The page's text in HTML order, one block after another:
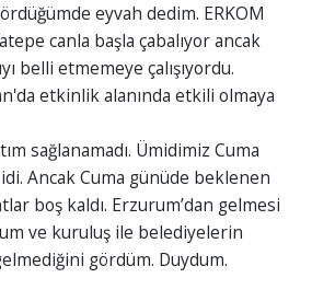
eyvah dedim. ERKOM
canla başla çabalıyor ancak
belli etmemeye çalışıyordu.
etkinlik alanında etkili olmaya
sağlanamadı. Ümidimiz Cuma
Ancak Cuma günüde beklenen
boş kaldı. Erzurum’dan gelmesi
ve kuruluş ile belediyelerin
gördüm. Duydum.